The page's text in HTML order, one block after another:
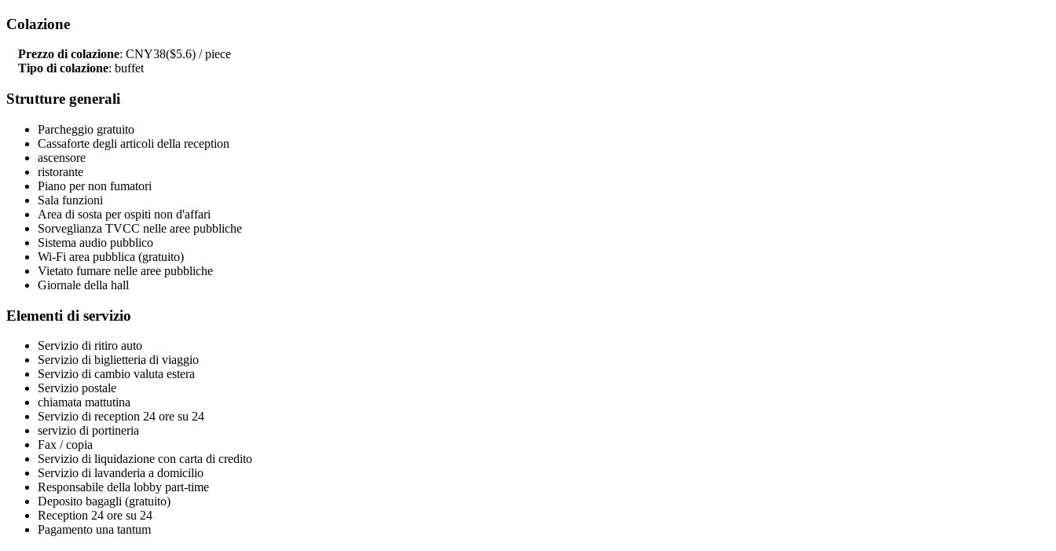
Colazione
Prezzo di colazione: CNY38($5.6) / piece
Tipo di colazione: buffet
Strutture generali
Parcheggio gratuito
Cassaforte degli articoli della reception
ascensore
ristorante
Piano per non fumatori
Sala funzioni
Area di sosta per ospiti non d'affari
Sorveglianza TVCC nelle aree pubbliche
Sistema audio pubblico
Wi-Fi area pubblica (gratuito)
Vietato fumare nelle aree pubbliche
Giornale della hall
Elementi di servizio
Servizio di ritiro auto
Servizio di biglietteria di viaggio
Servizio di cambio valuta estera
Servizio postale
chiamata mattutina
Servizio di reception 24 ore su 24
servizio di portineria
Fax / copia
Servizio di liquidazione con carta di credito
Servizio di lavanderia a domicilio
Responsabile della lobby part-time
Deposito bagagli (gratuito)
Reception 24 ore su 24
Pagamento una tantum